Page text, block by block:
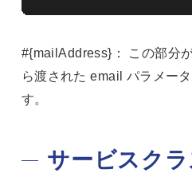
#{mailAddress}： この部分
ら渡された email パラメー
す。
サービスク